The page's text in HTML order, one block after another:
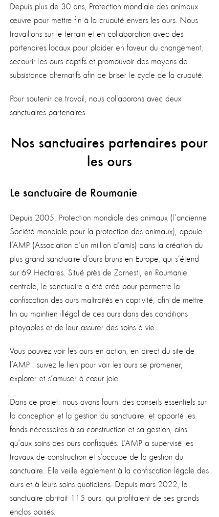
Depuis plus de 30 ans, Protection mondiale des animaux
œuvre pour mettre fin à la cruauté envers les ours. Nous
travaillons sur le terrain et en collaboration avec des
partenaires locaux pour plaider en faveur du changement,
secourir les ours captifs et promouvoir des moyens de
subsistance alternatifs afin de briser le cycle de la cruauté.
Pour soutenir ce travail, nous collaborons avec deux
sanctuaires partenaires.
Nos sanctuaires partenaires pour
les ours
Le sanctuaire de Roumanie
Depuis 2005, Protection mondiale des animaux (l’ancienne
Société mondiale pour la protection des animaux), appuie
l’AMP (Association d’un million d’amis) dans la création du
plus grand sanctuaire d’ours bruns en Europe, qui s’étend
sur 69 Hectares. Situé près de Zarnesti, en Roumanie
centrale, le sanctuaire a été créé pour permettre la
confiscation des ours maltraités en captivité, afin de mettre
fin au maintien illégal de ces ours dans des conditions
pitoyables et de leur assurer des soins à vie.
Vous pouvez voir les ours en action, en direct du site de
l’AMP : suivez le lien pour voir les ours se promener,
explorer et s’amuser à cœur joie.
Dans ce projet, nous avons fourni des conseils essentiels sur
la conception et la gestion du sanctuaire, et apporté les
fonds nécessaires à sa construction et sa gestion, ainsi
qu’aux soins des ours confisqués. L’AMP a supervisé les
travaux de construction et s’occupe de la gestion du
sanctuaire. Elle veille également à la confiscation légale des
ours et à leurs soins quotidiens. Depuis mars 2022, le
sanctuaire abritait 115 ours, qui profitaient de ses grands
enclos boisés.